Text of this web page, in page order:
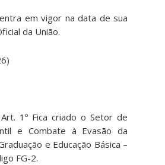
em vigor na data de sua
da União.
1º Fica criado o Setor de
e Combate à Evasão da
e Educação Básica –
FG-2.